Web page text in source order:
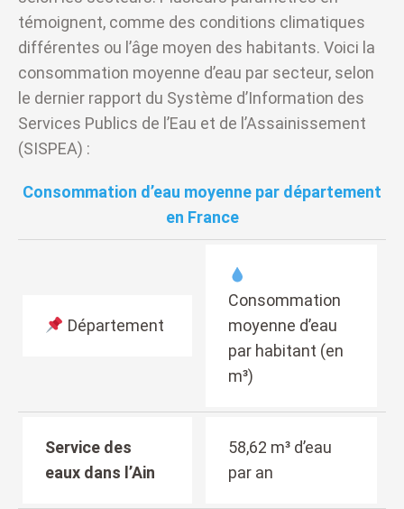
témoignent, comme des conditions climatiques
différentes ou l’âge moyen des habitants. Voici la
consommation moyenne d’eau par secteur, selon
le dernier rapport du Système d’Information des
Services Publics de l’Eau et de l’Assainissement
(SISPEA) :
Consommation d’eau moyenne par département
en France
Département
Consommation
moyenne d’eau
par habitant (en
m³)
Service des
eaux dans l’Ain
58,62 m³ d’eau
par an